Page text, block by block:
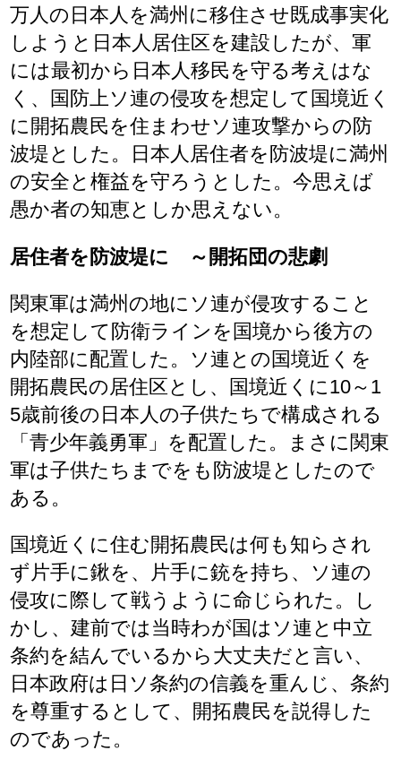
万人の日本人を満州に移住させ既成事実化
しようと日本人居住区を建設したが、軍
には最初から日本人移民を守る考えはな
く、国防上ソ連の侵攻を想定して国境近く
に開拓農民を住まわせソ連攻撃からの防
波堤とした。日本人居住者を防波堤に満州
の安全と権益を守ろうとした。今思えば
愚か者の知恵としか思えない。
居住者を防波堤に ～開拓団の悲劇
関東軍は満州の地にソ連が侵攻すること
を想定して防衛ラインを国境から後方の
内陸部に配置した。ソ連との国境近くを
開拓農民の居住区とし、国境近くに10～1
5歳前後の日本人の子供たちで構成される
「青少年義勇軍」を配置した。まさに関東
軍は子供たちまでをも防波堤としたので
ある。
国境近くに住む開拓農民は何も知らされ
ず片手に鍬を、片手に銃を持ち、ソ連の
侵攻に際して戦うように命じられた。し
かし、建前では当時わが国はソ連と中立
条約を結んでいるから大丈夫だと言い、
日本政府は日ソ条約の信義を重んじ、条約
を尊重するとして、開拓農民を説得した
のであった。